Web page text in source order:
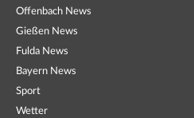
Offenbach News
Gießen News
Fulda News
Bayern News
Sport
Wetter